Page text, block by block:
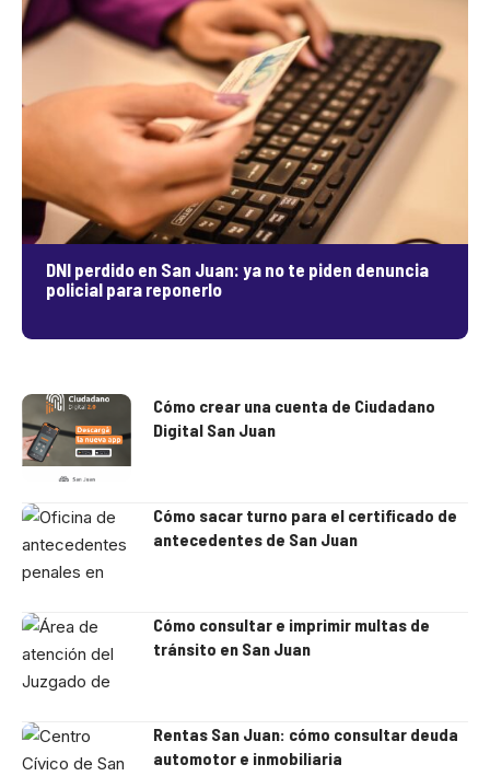
DNI perdido en San Juan: ya no te piden denuncia
policial para reponerlo
Cómo crear una cuenta de Ciudadano
Digital San Juan
Cómo sacar turno para el certificado de
antecedentes de San Juan
Cómo consultar e imprimir multas de
tránsito en San Juan
Rentas San Juan: cómo consultar deuda
automotor e inmobiliaria